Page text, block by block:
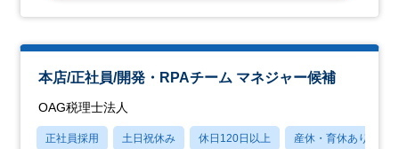
本店/正社員/開発・RPAチーム マネジャー候補
OAG税理士法人
正社員採用 土日祝休み 休日120日以上 産休・育休あり